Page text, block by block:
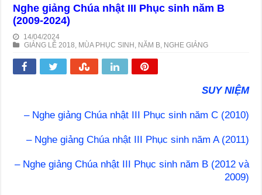
Nghe giảng Chúa nhật III Phục sinh năm B
(2009-2024)
14/04/2024
GIẢNG LỄ 2018 MÙA PHỤC SINH NĂM B NGHE GIẢNG
SUY NIỆM
– Nghe giảng Chúa nhật III Phục sinh năm C (2010)
– Nghe giảng Chúa nhật III Phục sinh năm A (2011)
– Nghe giảng Chúa nhật III Phục sinh năm B (2012 và
2009)